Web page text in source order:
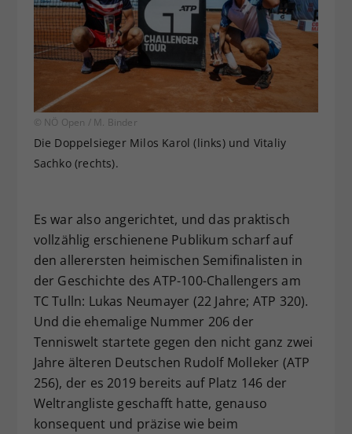
© NÖ Open / M. Binder
Die Doppelsieger Milos Karol (links) und Vitaliy
Sachko (rechts).
Es war also angerichtet, und das praktisch
vollzählig erschienene Publikum scharf auf
den allerersten heimischen Semifinalisten in
der Geschichte des ATP-100-Challengers am
TC Tulln: Lukas Neumayer (22 Jahre; ATP 320).
Und die ehemalige Nummer 206 der
Tenniswelt startete gegen den nicht ganz zwei
Jahre älteren Deutschen Rudolf Molleker (ATP
256), der es 2019 bereits auf Platz 146 der
Weltrangliste geschafft hatte, genauso
konsequent und präzise wie beim